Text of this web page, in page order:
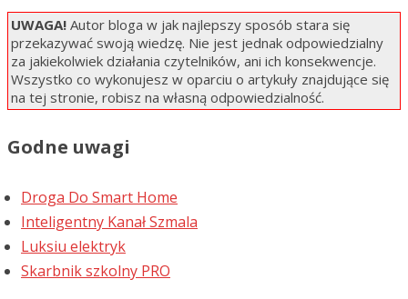
UWAGA! Autor bloga w jak najlepszy sposób stara się
przekazywać swoją wiedzę. Nie jest jednak odpowiedzialny
za jakiekolwiek działania czytelników, ani ich konsekwencje.
Wszystko co wykonujesz w oparciu o artykuły znajdujące się
na tej stronie, robisz na własną odpowiedzialność.
Godne uwagi
Droga Do Smart Home
Inteligentny Kanał Szmala
Luksiu elektryk
Skarbnik szkolny PRO